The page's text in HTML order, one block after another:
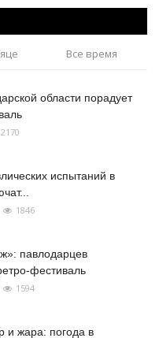
Все время
области порадует
2170
испытаний в
1846
павлодарцев
фестиваль
1594
и жара: погода в